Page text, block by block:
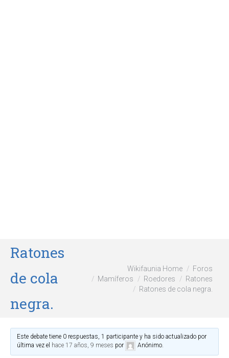
Ratones
de cola
negra.
Wikifaunia Home
Foros
Mamíferos
Roedores
Ratones
Ratones de cola negra.
Este debate tiene 0 respuestas, 1 participante y ha sido actualizado por
última vez el hace 17 años, 9 meses por Anónimo.